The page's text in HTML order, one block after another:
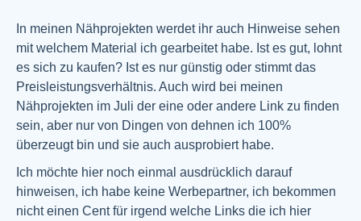
In meinen Nähprojekten werdet ihr auch Hinweise sehen
mit welchem Material ich gearbeitet habe. Ist es gut, lohnt
es sich zu kaufen? Ist es nur günstig oder stimmt das
Preisleistungsverhältnis. Auch wird bei meinen
Nähprojekten im Juli der eine oder andere Link zu finden
sein, aber nur von Dingen von dehnen ich 100%
überzeugt bin und sie auch ausprobiert habe.
Ich möchte hier noch einmal ausdrücklich darauf
hinweisen, ich habe keine Werbepartner, ich bekommen
nicht einen Cent für irgend welche Links die ich hier